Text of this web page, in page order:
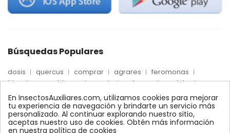
Búsquedas Populares
dosis quercus comprar agrares
feromonas
trips
mosca blanca precio palmera
quelato
Econex
control amblyseius araña roja
max
nido encinas alcornoques
conector
xilemax
foresta monitoreo ynject
fertinyect
bioline
robles conectores
ecologico
En InsectosAuxiliares.com, utilizamos cookies para mejorar
tu experiencia de navegación y brindarte un servicio más
personalizado. Al continuar explorando nuestro sitio,
aceptas nuestro uso de cookies. Obtén más información
en nuestra política de cookies